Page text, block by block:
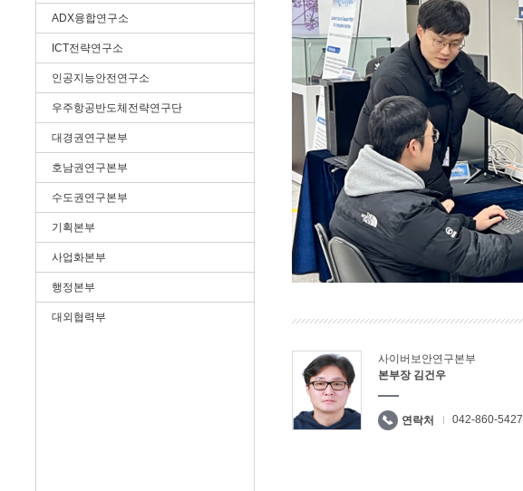
ADX융합연구소
ICT전략연구소
인공지능안전연구소
우주항공반도체전략연구단
대경권연구본부
호남권연구본부
수도권연구본부
기획본부
사업화본부
행정본부
대외협력부
사이버보안연구본부
본부장 김건우
연락처 042-860-5427